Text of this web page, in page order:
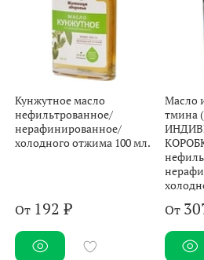
Кунжутное масло
нефильтрованное/
нерафинированное/
холодного отжима 100 мл.
От 192 ₽
Масло
тмина
От